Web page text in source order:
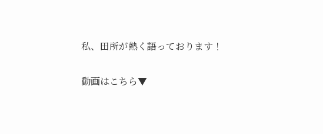
私、田所が熱く語っております！
動画はこちら▼